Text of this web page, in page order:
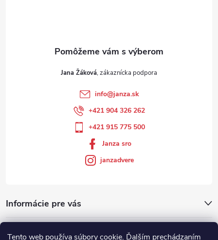
Tento web používa súbory cookie. Ďalším prechádzaním
Informácie pre vás
Jana Žáková
info@janza.sk
+421 904 326 262
+421 915 775 500
Janza sro
janzadvere